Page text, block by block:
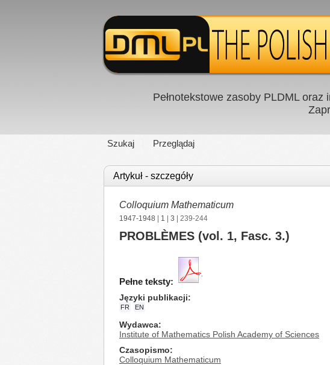
Pełnotekstowe zasoby PLDML
Szukaj Przeglądaj
Artykuł - szczegóły
Colloquium Mathematicum
1947-1948 1 3 | 239-244
PROBLÈMES (vol. 1, Fasc. 3.)
Pełne teksty:
Języki publikacji
FR EN
Wydawca
Institute of Mathematics Polish Academy of Sciences
Czasopismo
Colloquium Mathematicum